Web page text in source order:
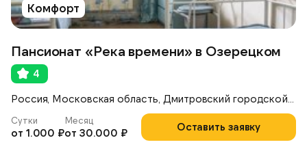
Комфорт
Пансионат «Река времени» в Озерецком
4
Оставить заявку
Сутки
от 1.000 ₽
Месяц
от 30.000 ₽